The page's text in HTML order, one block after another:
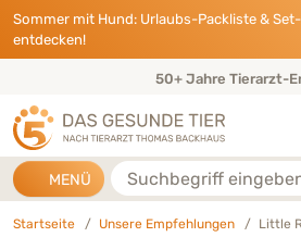
Direkt zu:
INHALT
HAUPTMENÜ
FOOTER
Sommer mit Hund: Urlaubs-Packliste &
entdecken!
50+ Jahre Tierarzt-
MENÜ Suche
Startseite Unsere Empfehlungen Little